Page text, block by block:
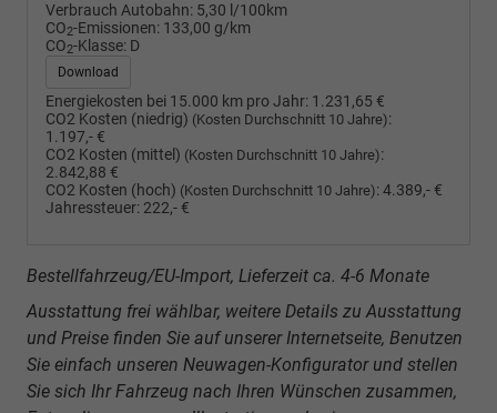
Verbrauch Autobahn: 5,30 l/100km
CO2-Emissionen: 133,00 g/km
CO2-Klasse: D
Download
Energiekosten bei 15.000 km pro Jahr: 1.231,65 €
CO2 Kosten (niedrig) (Kosten Durchschnitt 10 Jahre):
1.197,- €
CO2 Kosten (mittel) (Kosten Durchschnitt 10 Jahre):
2.842,88 €
CO2 Kosten (hoch) (Kosten Durchschnitt 10 Jahre):4.389,- €
Jahressteuer: 222,- €
Bestellfahrzeug/EU-Import, Lieferzeit ca. 4-6 Monate
Ausstattung frei wählbar, weitere Details zu Ausstattung
und Preise finden Sie auf unserer Internetseite, Benutzen
Sie einfach unseren Neuwagen-Konfigurator und stellen
Sie sich Ihr Fahrzeug nach Ihren Wünschen zusammen,